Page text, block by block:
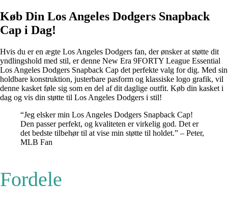
Køb Din Los Angeles Dodgers Snapback
Cap i Dag!
Hvis du er en ægte Los Angeles Dodgers fan, der ønsker at støtte dit
yndlingshold med stil, er denne New Era 9FORTY League Essential
Los Angeles Dodgers Snapback Cap det perfekte valg for dig. Med sin
holdbare konstruktion, justerbare pasform og klassiske logo grafik, vil
denne kasket føle sig som en del af dit daglige outfit. Køb din kasket i
dag og vis din støtte til Los Angeles Dodgers i stil!
“Jeg elsker min Los Angeles Dodgers Snapback Cap!
Den passer perfekt, og kvaliteten er virkelig god. Det er
det bedste tilbehør til at vise min støtte til holdet.” – Peter,
MLB Fan
Fordele